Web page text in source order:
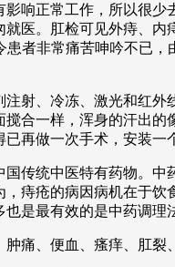
响正常工作，所以很
医。肛检可见外痔、
患者非常痛苦呻吟不已
射、冷冻、激光和红
合一样，浑身的汗出
再做一次手术，安装
传统中医特有药物。
痔疮的病因病机在于
是最有效的是中药调
肿痛、便血、瘙痒、肛